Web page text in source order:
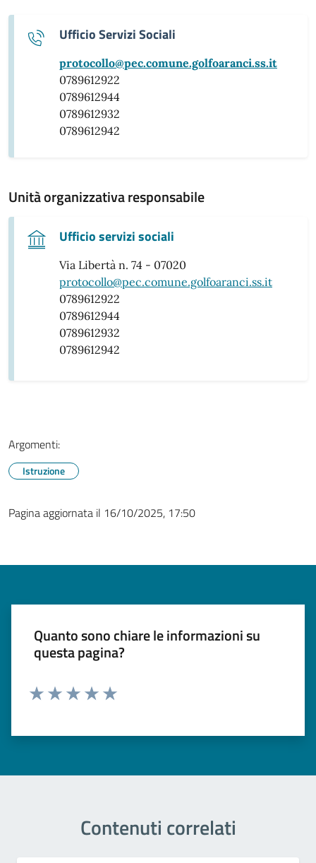
Ufficio Servizi Sociali
protocollo@pec.comune.golfoaranci.ss.it
0789612922
0789612944
0789612932
0789612942
Unità organizzativa responsabile
Ufficio servizi sociali
Via Libertà n. 74 - 07020
protocollo@pec.comune.golfoaranci.ss.it
0789612922
0789612944
0789612932
0789612942
Argomenti:
Istruzione
Pagina aggiornata il 16/10/2025, 17:50
Quanto sono chiare le informazioni su
questa pagina?
Contenuti correlati